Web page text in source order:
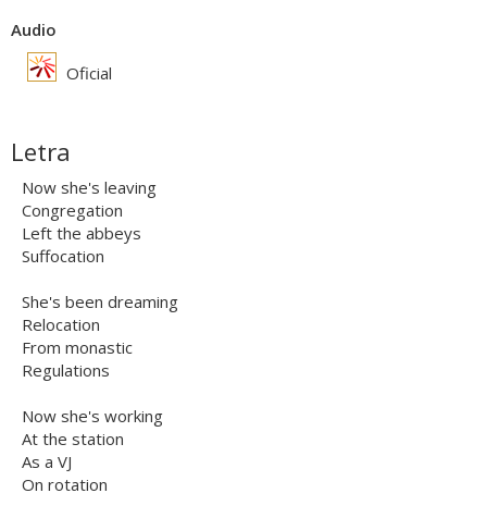
Audio
Oficial
Letra
Now she's leaving
Congregation
Left the abbeys
Suffocation
She's been dreaming
Relocation
From monastic
Regulations
Now she's working
At the station
As a VJ
On rotation